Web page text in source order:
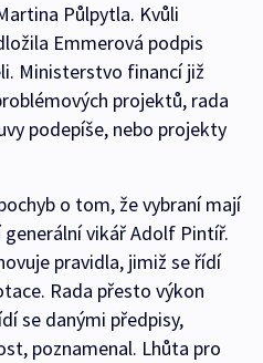
Půlpytla. Kvůli
Emmerová podpis
Ministerstvo financí již
projektů, rada
podepíše, nebo projekty
o tom, že vybraní mají
vikář Adolf Pintíř.
pravidla, jimiž se řídí
Rada přesto výkon
se danými předpisy,
poznamenal. Lhůta pro